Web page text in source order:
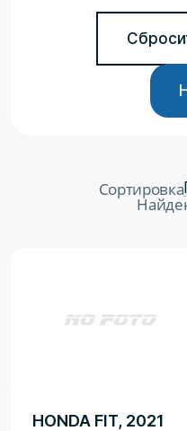
Сортировка
HONDA FIT, 2021